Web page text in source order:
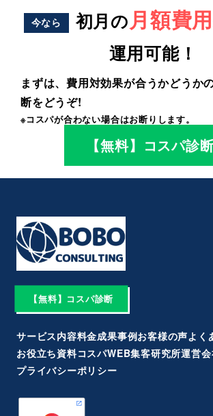
今なら 初月の月額費用
運用可能！
まずは、費用対効果が合うかどうか
断をどうぞ!
※コスパが合わない場合はお断りします。
【無料】コスパ診
【無料】コスパ診断
サービス内容料金成果事例お客様の声よく
お役立ち資料コスパWEB集客研究所運営
プライバシーポリシー